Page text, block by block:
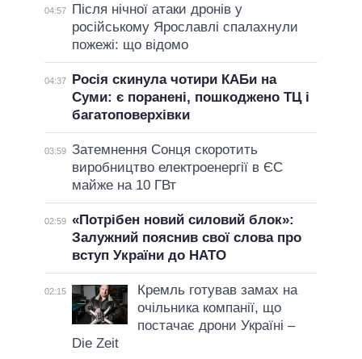
04:57
Після нічної атаки дронів у
російському Ярославлі спалахнули
пожежі: що відомо
04:37
Росія скинула чотири КАБи на
Суми: є поранені, пошкоджено ТЦ і
багатоповерхівки
03:59 Затемнення Сонця скоротить
виробництво електроенергії в ЄС
майже на 10 ГВт
02:59 «Потрібен новий силовий блок»:
Залужний пояснив свої слова про
вступ України до НАТО
02:15
Кремль готував замах на
очільника компанії, що
постачає дрони Україні –
Die Zeit